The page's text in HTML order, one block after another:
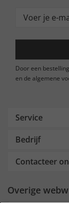
Door een
en de algemene
Service
Bedrijf
Contacteer
Overige